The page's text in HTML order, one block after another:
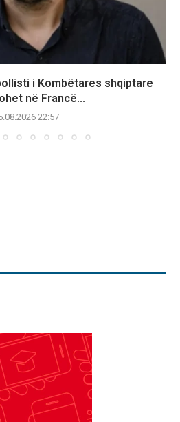
i Kombëtares shqiptare
në Francë...
22:57